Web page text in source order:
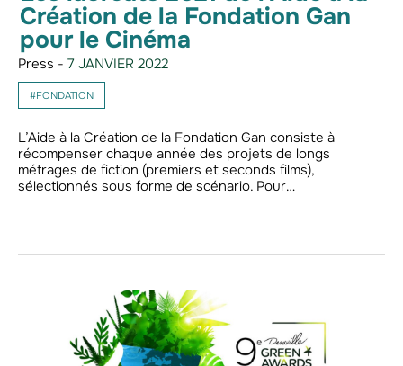
Création de la Fondation Gan
pour le Cinéma
Press - 7 JANVIER 2022
#FONDATION
L’Aide à la Création de la Fondation Gan consiste à
récompenser chaque année des projets de longs
métrages de fiction (premiers et seconds films),
sélectionnés sous forme de scénario. Pour…